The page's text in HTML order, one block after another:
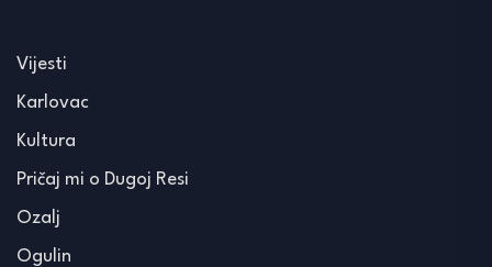
Vijesti
Karlovac
Kultura
Pričaj mi o Dugoj Resi
Ozalj
Ogulin